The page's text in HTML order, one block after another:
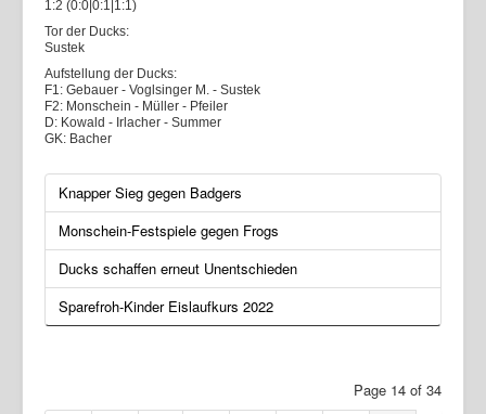
1:2 (0:0|0:1|1:1)
Tor der Ducks:
Sustek
Aufstellung der Ducks:
F1: Gebauer - Voglsinger M. - Sustek
F2: Monschein - Müller - Pfeiler
D: Kowald - Irlacher - Summer
GK: Bacher
Knapper Sieg gegen Badgers
Monschein-Festspiele gegen Frogs
Ducks schaffen erneut Unentschieden
Sparefroh-Kinder Eislaufkurs 2022
Page 14 of 34